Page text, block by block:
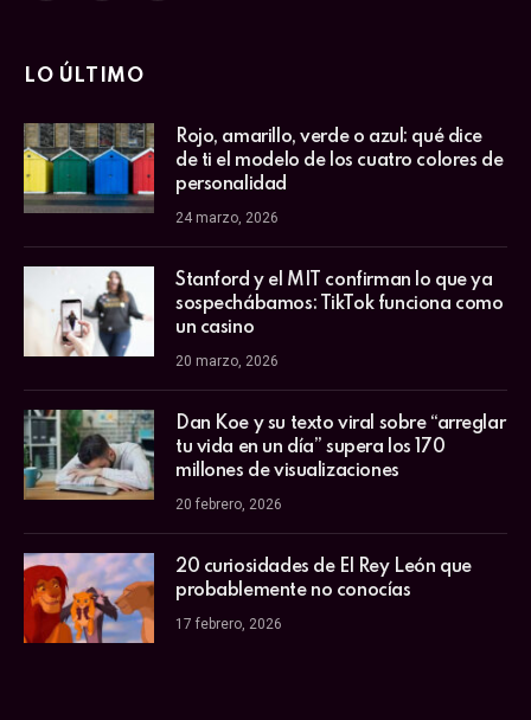
LO ÚLTIMO
Rojo, amarillo, verde o azul: qué dice
de ti el modelo de los cuatro colores de
personalidad
24 marzo, 2026
Stanford y el MIT confirman lo que ya
sospechábamos: TikTok funciona como
un casino
20 marzo, 2026
Dan Koe y su texto viral sobre “arreglar
tu vida en un día” supera los 170
millones de visualizaciones
20 febrero, 2026
20 curiosidades de El Rey León que
probablemente no conocías
17 febrero, 2026